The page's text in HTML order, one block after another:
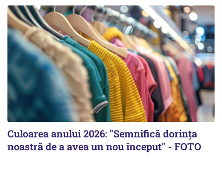
Culoarea anului 2026: "Semnifică dorința
noastră de a avea un nou început" - FOTO